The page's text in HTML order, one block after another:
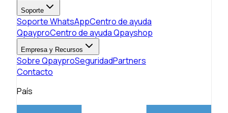
Soporte
Soporte WhatsAppCentro de ayuda
QpayproCentro de ayuda Qpayshop
Empresa y Recursos
Sobre QpayproSeguridadPartners
Contacto
País